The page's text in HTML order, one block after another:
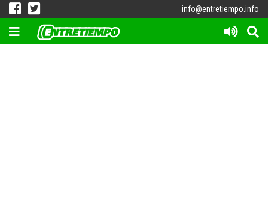
info@entretiempo.info